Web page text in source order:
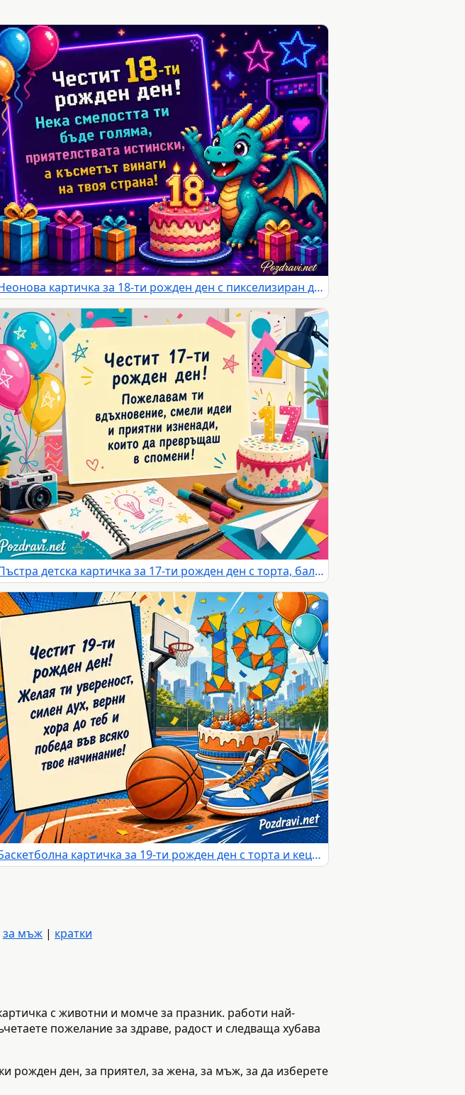
Неонова картичка за 18-ти рожден ден с пикселизиран дракон
Пъстра детска картичка за 17-ти рожден ден с торта, балони и творчески мотиви
Баскетболна картичка за 19-ти рожден ден с торта и кецове
за мъж | кратки
с животни и момче за празник. работи най-
пожелание за здраве, радост и следваща хубава
рожден ден, за приятел, за жена, за мъж, за да изберете